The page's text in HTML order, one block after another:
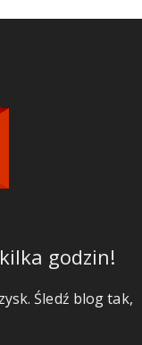
godzin!
Śledź blog tak,